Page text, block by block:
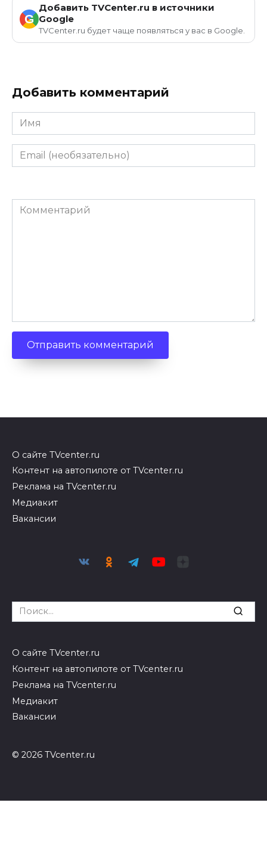
G
Добавить TVCenter.ru в источники
Google
TVCenter.ru будет чаще появляться у вас в Google.
Добавить комментарий
Имя
Email
(необязательно)
Комментарий
О сайте TVcenter.ru
Контент на автопилоте от TVcenter.ru
Реклама на TVcenter.ru
Медиакит
Вакансии
Search
for:
О сайте TVcenter.ru
Контент на автопилоте от TVcenter.ru
Реклама на TVcenter.ru
Медиакит
Вакансии
© 2026 TVcenter.ru